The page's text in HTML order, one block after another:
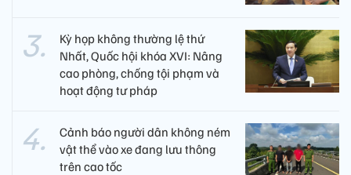
Kỳ họp không thường lệ thứ
Nhất, Quốc hội khóa XVI: Nâng
cao phòng, chống tội phạm và
hoạt động tư pháp
Cảnh báo người dân không ném
vật thể vào xe đang lưu thông
trên cao tốc